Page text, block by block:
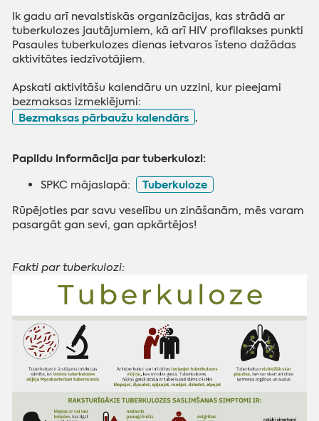
Ik gadu arī nevalstiskās organizācijas, kas strādā ar
tuberkulozes jautājumiem, kā arī HIV profilakses punkti
Pasaules tuberkulozes dienas ietvaros īsteno dažādas
aktivitātes iedzīvotājiem.
Apskati aktivitāšu kalendāru un uzzini, kur pieejami
bezmaksas izmeklējumi:
Bezmaksas pārbaužu kalendārs .
Papildu informācija par tuberkulozi:
SPKC mājaslapā: Tuberkuloze
Rūpējoties par savu veselību un zināšanām, mēs varam
pasargāt gan sevi, gan apkārtējos!
Fakti par tuberkulozi: